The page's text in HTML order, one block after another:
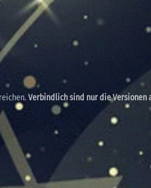
Verbindlich sind nur die Versionen